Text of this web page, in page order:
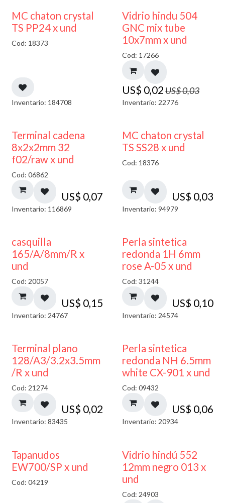
MC chaton crystal
TS PP24 x und
Cod: 18373
Inventario: 184708
40% DESCUENTO
Vidrio hindu 504
GNC mix tube
10x7mm x und
Cod: 17266
US$ 0,02US$0,03
Inventario: 22776
Terminal cadena
8x2x2mm 32
f02/raw x und
Cod: 06862
US$ 0,07
Inventario: 116869
MC chaton crystal
TS SS28 x und
Cod: 18376
US$ 0,03
Inventario: 94979
casquilla
165/A/8mm/R x
und
Cod: 20057
US$ 0,15
Inventario: 24767
Perla sintetica
redonda 1H 6mm
rose A-05 x und
Cod: 31244
US$ 0,10
Inventario: 24574
Terminal plano
128/A3/3.2x3.5mm
/R x und
Cod: 21274
US$ 0,02
Inventario: 83435
Perla sintetica
redonda NH 6.5mm
white CX-901 x und
Cod: 09432
US$ 0,06
Inventario: 20934
50% DESCUENTO
Tapanudos
EW700/SP x und
Cod: 04219 40% DESCUENTO
Vidrio hindú 552
12mm negro 013 x
und
Cod: 24903